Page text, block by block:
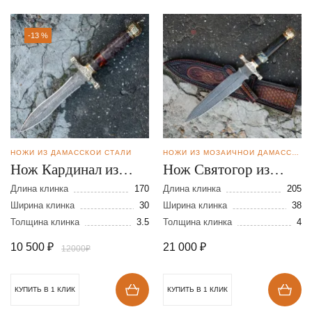
-13 %
НОЖИ ИЗ ДАМАССКОЙ СТАЛИ
Нож Кардинал из
дамасской стали
Длина клинка
170
Ширина клинка
30
Толщина клинка
3.5
10 500 ₽ 12000₽
КУПИТЬ В 1 КЛИК
Нож Святогор из
дамасской стали
Длина клинка
205
Ширина клинка
38
Толщина клинка
4
21 000 ₽
КУПИТЬ В 1 КЛИК